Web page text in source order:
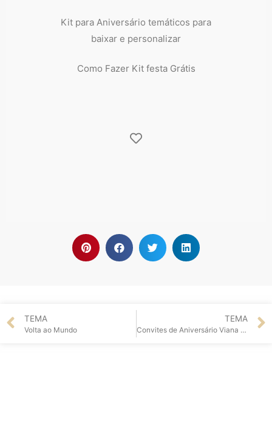
Kit para Aniversário temáticos para
baixar e personalizar
Como Fazer Kit festa Grátis
TEMA
Volta ao Mundo
TEMA
Convites de Aniversário Viana do Castelo